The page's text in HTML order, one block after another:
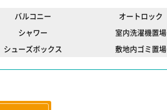
バルコニー
オートロック
シャワー
室内洗濯機置場
シューズボックス 敷地内ゴミ置場